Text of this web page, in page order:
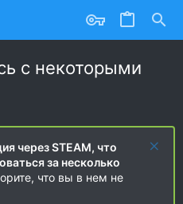
с некоторыми
через STEAM, что
за несколько
что вы в нем не